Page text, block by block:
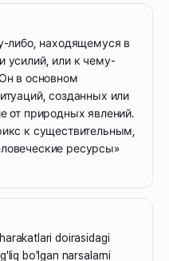
либо, находящемуся в
усилий, или к чему-
в основном
созданных или
от природных явлений.
к существительным,
ресурсы»
doirasidagi
bo'lgan narsalarni